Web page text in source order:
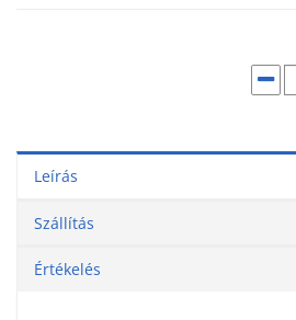
Leírás
Szállítás
Értékelés